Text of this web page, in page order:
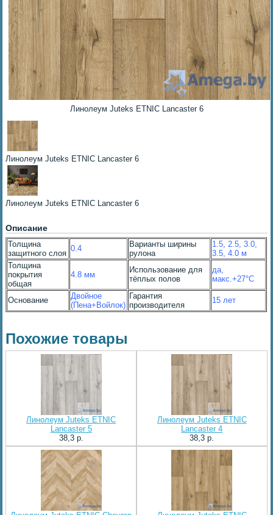
Линолеум Juteks ETNIC Lancaster 6
Линолеум Juteks ETNIC Lancaster 6
Линолеум Juteks ETNIC Lancaster 6
Описание
Толщина
защитного слоя
0.4
Варианты ширины
рулона
1.5, 2.5, 3.0,
3.5, 4.0 м
Толщина
покрытия
общая
4.8 мм
Использование для
тёплых полов
да,
макс.+27°С
Основание
Двойное
(Пена+Войлок)
Гарантия
производителя
15 лет
Похожие товары
Линолеум Juteks ETNIC
Lancaster 5
38,3 p.
Линолеум Juteks ETNIC
Lancaster 4
38,3 p.